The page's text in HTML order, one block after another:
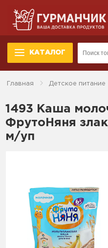
КАТАЛОГ
Главная Детское питание
1493 Каша
ФрутоНяня
м/уп